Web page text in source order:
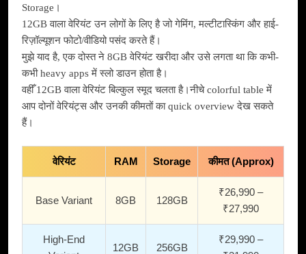
Storage।
12GB वाला वेरियंट उन लोगों के लिए है जो गेमिंग, मल्टीटास्किंग और हाई-
रिज़ॉल्यूशन फोटो/वीडियो पसंद करते हैं।
मुझे याद है, एक दोस्त ने 8GB वेरियंट खरीदा और उसे लगता था कि कभी-
कभी heavy apps में स्लो डाउन होता है।
वहीँ 12GB वाला वेरियंट बिल्कुल स्मूद चलता है।नीचे colorful table में
आप दोनों वेरियंट्स और उनकी कीमतों का quick overview देख सकते
हैं।
वेरियंट RAM Storage कीमत (Approx)
Base Variant 8GB 128GB
₹26,990 –
₹27,990
High-End
12GB 256GB
₹29,990 –